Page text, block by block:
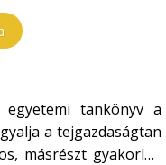
egyetemi tankönyv a
a tejgazdaságtan
másrészt gyakorlati